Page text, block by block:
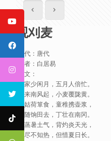
观刈麦
朝代：唐代
作者：白居易
原文：
田家少闲月，五月人倍忙。
夜来南风起，小麦覆陇黄。
妇姑荷箪食，童稚携壶浆，
相随饷田去，丁壮在南冈。
足蒸暑土气，背灼炎天光，
力尽不知热，但惜夏日长。